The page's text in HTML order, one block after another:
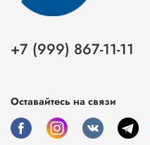
+7 (999) 867-11-11
Оставайтесь на связи